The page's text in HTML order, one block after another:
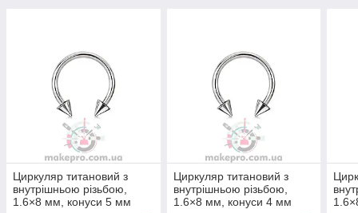
Циркуляр титановий з
внутрішньою різьбою,
1.6×8 мм, конуси 5 мм
Циркуляр титановий з
внутрішньою різьбою,
1.6×8 мм, конуси 4 мм